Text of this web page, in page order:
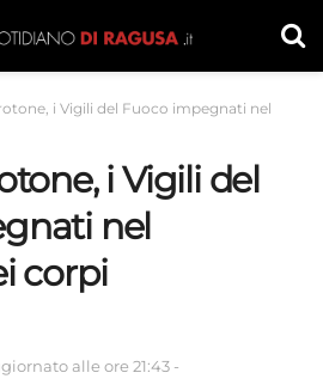
i Vigili del Fuoco impegnati nel
i Vigili del
nel
corpi
alle ore 21:43 -